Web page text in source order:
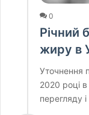
0
Річний
жиру в
Уточнення
2020 році в
перегляду